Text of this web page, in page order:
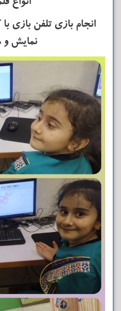
انواع
انجام بازی تلفن بازی
نمایش